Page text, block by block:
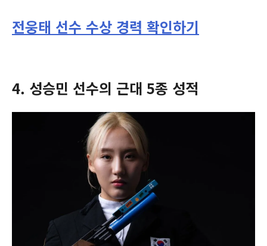
전웅태 선수 수상 경력 확인하기
4. 성승민 선수의 근대 5종 성적